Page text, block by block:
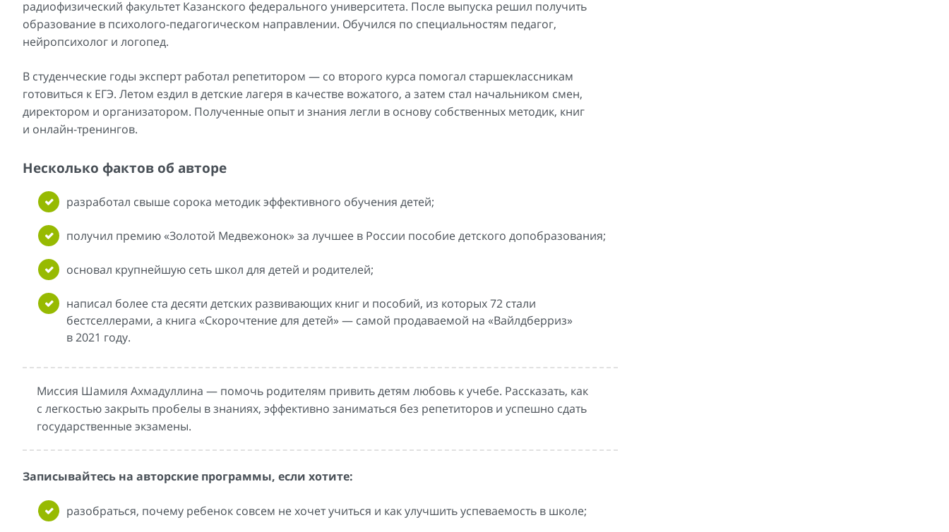
радиофизический факультет Казанского федерального университета. После выпуска решил получить
образование в психолого-педагогическом направлении. Обучился по специальностям педагог,
нейропсихолог и логопед.
В студенческие годы эксперт работал репетитором — со второго курса помогал старшеклассникам
готовиться к ЕГЭ. Летом ездил в детские лагеря в качестве вожатого, а затем стал начальником смен,
директором и организатором. Полученные опыт и знания легли в основу собственных методик, книг
и онлайн-тренингов.
Несколько фактов об авторе
разработал свыше сорока методик эффективного обучения детей;
получил премию «Золотой Медвежонок» за лучшее в России пособие детского допобразования;
основал крупнейшую сеть школ для детей и родителей;
написал более ста десяти детских развивающих книг и пособий, из которых 72 стали
бестселлерами, а книга «Скорочтение для детей» — самой продаваемой на «Вайлдберриз»
в 2021 году.
Миссия Шамиля Ахмадуллина — помочь родителям привить детям любовь к учебе. Рассказать, как
с легкостью закрыть пробелы в знаниях, эффективно заниматься без репетиторов и успешно сдать
государственные экзамены.
Записывайтесь на авторские программы, если хотите:
разобраться, почему ребенок совсем не хочет учиться и как улучшить успеваемость в школе;